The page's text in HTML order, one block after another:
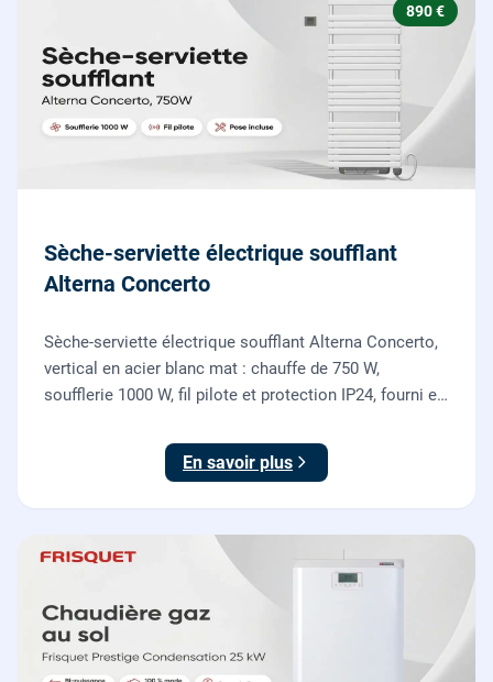
890 €
Sèche-serviette électrique soufflant
Alterna Concerto
Sèche-serviette électrique soufflant Alterna Concerto,
vertical en acier blanc mat : chauffe de 750 W,
soufflerie 1000 W, fil pilote et protection IP24, fourni et
En savoir plus